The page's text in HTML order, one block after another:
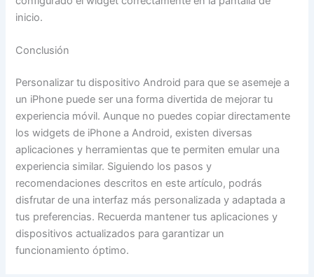
inicio.
Conclusión
Personalizar tu dispositivo Android para que se asemeje a
un iPhone puede ser una forma divertida de mejorar tu
experiencia móvil. Aunque no puedes copiar directamente
los widgets de iPhone a Android, existen diversas
aplicaciones y herramientas que te permiten emular una
experiencia similar. Siguiendo los pasos y
recomendaciones descritos en este artículo, podrás
disfrutar de una interfaz más personalizada y adaptada a
tus preferencias. Recuerda mantener tus aplicaciones y
dispositivos actualizados para garantizar un
funcionamiento óptimo.